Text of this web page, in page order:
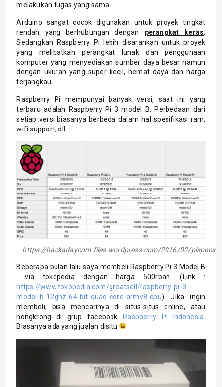
melakukan tugas yang sama.
Arduino sangat cocok digunakan untuk proyek tingkat
rendah yang berhubungan dengan perangkat keras
Sedangkan Raspberry Pi lebih disarankan untuk proyek
yang melibatkan perangkat lunak dan penggunaan
komputer yang menyediakan sumber daya besar namun
dengan ukuran yang super kecil, hemat daya dan harga
terjangkau.
Raspberry Pi mempunyai banyak versi, saat ini yang
terbaru adalah Raspberry Pi 3 model B. Perbedaan dari
setiap versi biasanya berbeda dalam hal spesifikasi ram,
wifi support, dll.
https://hackadaycom.files.wordpress.com/2016/02/
Beberapa bulan lalu saya membeli Raspberry Pi 3 Model B
via tokopedia dengan harga 500rban. (Link :
https://www.tokopedia.com/greatsell/raspberry-pi-3-
model-b-12ghz-64-bit-quad-core-armv8-cpu). Jika ingin
membeli, bisa mencarinya di situs-situs online, atau
nongkrong di grup facebook
Raspberry Pi Indonesia
Biasanya ada yang jualan disitu